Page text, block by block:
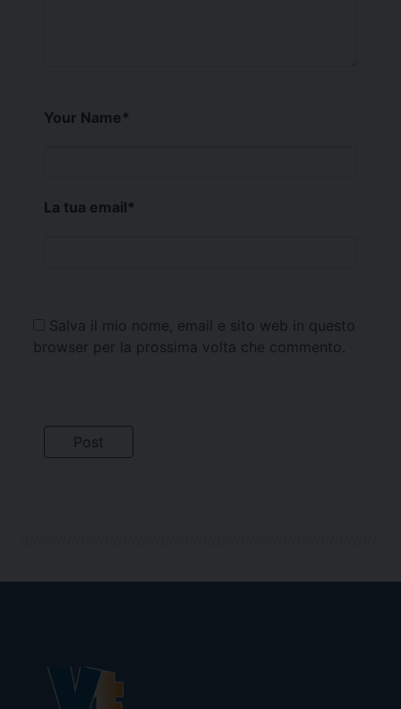
Your Name*
La tua email*
Salva il mio nome, email e sito web in questo
browser per la prossima volta che commento.